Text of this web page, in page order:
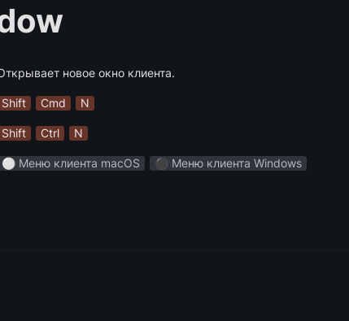
новое окно клиента.
Shift Cmd N
Shift Ctrl N
⚪️ Меню клиента macOS ⚫️ Меню клиента Windows